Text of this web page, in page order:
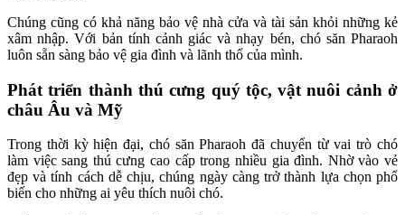
Chúng cũng có khả năng bảo vệ nhà cửa và tài sản khỏi những kẻ
xâm nhập. Với bản tính cảnh giác và nhạy bén, chó săn Pharaoh
luôn sẵn sàng bảo vệ gia đình và lãnh thổ của mình.
Phát triển thành thú cưng quý tộc, vật nuôi cảnh ở
châu Âu và Mỹ
Trong thời kỳ hiện đại, chó săn Pharaoh đã chuyển từ vai trò chó
làm việc sang thú cưng cao cấp trong nhiều gia đình. Nhờ vào vẻ
đẹp và tính cách dễ chịu, chúng ngày càng trở thành lựa chọn phổ
biến cho những ai yêu thích nuôi chó.